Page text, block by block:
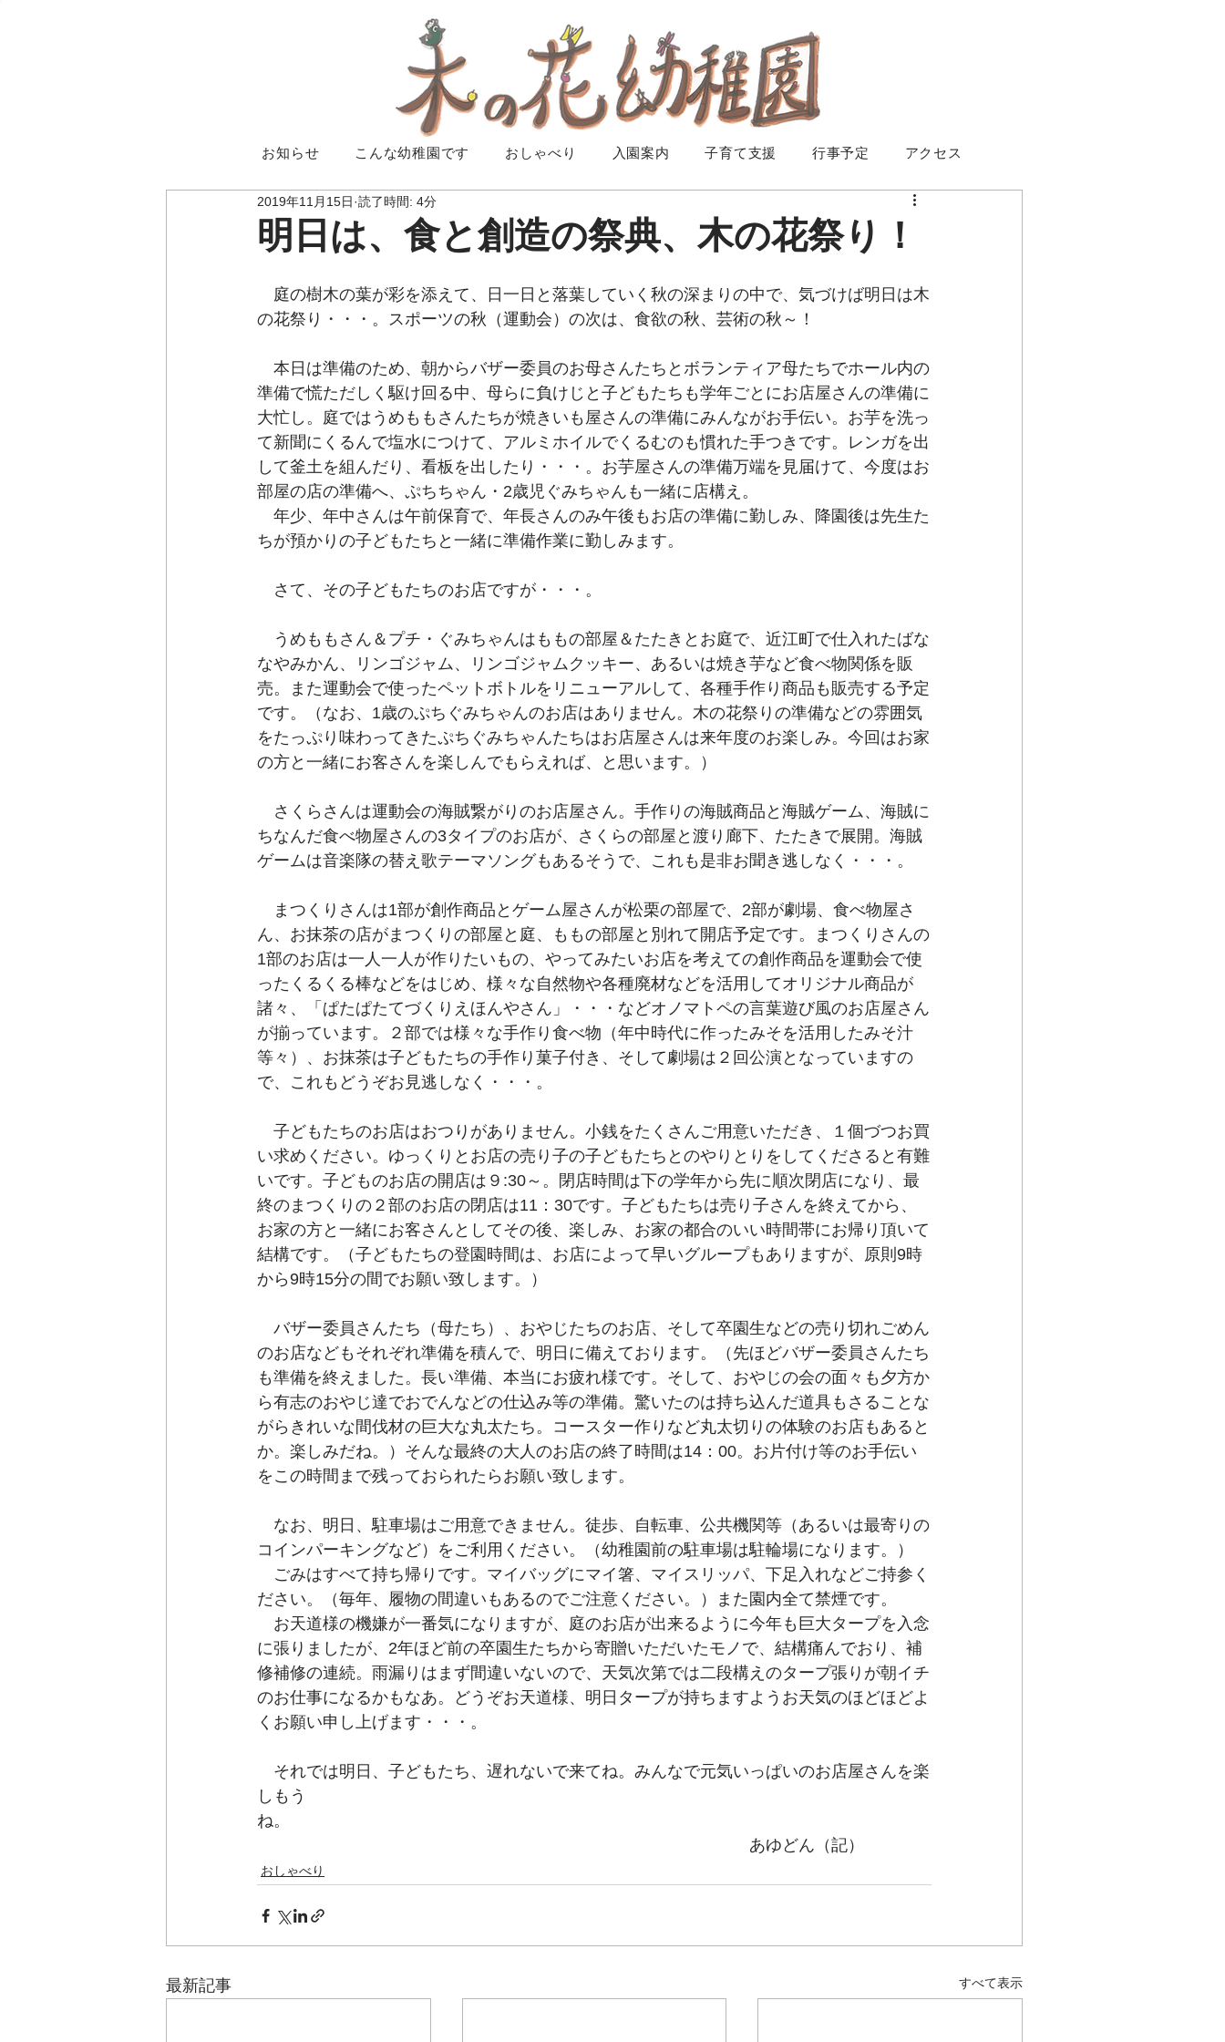
お知らせ こんな幼稚園です おしゃべり 入園案内 子育て支援 行事予定 アクセス
明日は、食と創造の祭典、木の花祭り！
2019年11月15日 読了時間: 4分
庭の樹木の葉が彩を添えて、日一日と落葉していく秋の深まりの中で、気づけば明日は木
の花祭り・・・。スポーツの秋（運動会）の次は、食欲の秋、芸術の秋～！
本日は準備のため、朝からバザー委員のお母さんたちとボランティア母たちでホール内の
準備で慌ただしく駆け回る中、母らに負けじと子どもたちも学年ごとにお店屋さんの準備に
大忙し。庭ではうめももさんたちが焼きいも屋さんの準備にみんながお手伝い。お芋を洗っ
て新聞にくるんで塩水につけて、アルミホイルでくるむのも慣れた手つきです。レンガを出
して釜土を組んだり、看板を出したり・・・。お芋屋さんの準備万端を見届けて、今度はお
部屋の店の準備へ、ぷちちゃん・2歳児ぐみちゃんも一緒に店構え。
年少、年中さんは午前保育で、年長さんのみ午後もお店の準備に勤しみ、降園後は先生た
ちが預かりの子どもたちと一緒に準備作業に勤しみます。
さて、その子どもたちのお店ですが・・・。
うめももさん＆プチ・ぐみちゃんはももの部屋＆たたきとお庭で、近江町で仕入れたばな
なやみかん、リンゴジャム、リンゴジャムクッキー、あるいは焼き芋など食べ物関係を販
売。また運動会で使ったペットボトルをリニューアルして、各種手作り商品も販売する予定
です。（なお、1歳のぷちぐみちゃんのお店はありません。木の花祭りの準備などの雰囲気
をたっぷり味わってきたぷちぐみちゃんたちはお店屋さんは来年度のお楽しみ。今回はお家
の方と一緒にお客さんを楽しんでもらえれば、と思います。）
さくらさんは運動会の海賊繋がりのお店屋さん。手作りの海賊商品と海賊ゲーム、海賊に
ちなんだ食べ物屋さんの3タイプのお店が、さくらの部屋と渡り廊下、たたきで展開。海賊
ゲームは音楽隊の替え歌テーマソングもあるそうで、これも是非お聞き逃しなく・・・。
まつくりさんは1部が創作商品とゲーム屋さんが松栗の部屋で、2部が劇場、食べ物屋さ
ん、お抹茶の店がまつくりの部屋と庭、ももの部屋と別れて開店予定です。まつくりさんの
1部のお店は一人一人が作りたいもの、やってみたいお店を考えての創作商品を運動会で使
ったくるくる棒などをはじめ、様々な自然物や各種廃材などを活用してオリジナル商品が
諸々、「ぱたぱたてづくりえほんやさん」・・・などオノマトペの言葉遊び風のお店屋さん
が揃っています。２部では様々な手作り食べ物（年中時代に作ったみそを活用したみそ汁
等々）、お抹茶は子どもたちの手作り菓子付き、そして劇場は２回公演となっていますの
で、これもどうぞお見逃しなく・・・。
子どもたちのお店はおつりがありません。小銭をたくさんご用意いただき、１個づつお買
い求めください。ゆっくりとお店の売り子の子どもたちとのやりとりをしてくださると有難
いです。子どものお店の開店は９:30～。閉店時間は下の学年から先に順次閉店になり、最
終のまつくりの２部のお店の閉店は11：30です。子どもたちは売り子さんを終えてから、
お家の方と一緒にお客さんとしてその後、楽しみ、お家の都合のいい時間帯にお帰り頂いて
結構です。（子どもたちの登園時間は、お店によって早いグループもありますが、原則9時
から9時15分の間でお願い致します。）
バザー委員さんたち（母たち）、おやじたちのお店、そして卒園生などの売り切れごめん
のお店などもそれぞれ準備を積んで、明日に備えております。（先ほどバザー委員さんたち
も準備を終えました。長い準備、本当にお疲れ様です。そして、おやじの会の面々も夕方か
ら有志のおやじ達でおでんなどの仕込み等の準備。驚いたのは持ち込んだ道具もさることな
がらきれいな間伐材の巨大な丸太たち。コースター作りなど丸太切りの体験のお店もあると
か。楽しみだね。）そんな最終の大人のお店の終了時間は14：00。お片付け等のお手伝い
をこの時間まで残っておられたらお願い致します。
なお、明日、駐車場はご用意できません。徒歩、自転車、公共機関等（あるいは最寄りの
コインパーキングなど）をご利用ください。（幼稚園前の駐車場は駐輪場になります。）
ごみはすべて持ち帰りです。マイバッグにマイ箸、マイスリッパ、下足入れなどご持参く
ださい。（毎年、履物の間違いもあるのでご注意ください。）また園内全て禁煙です。
お天道様の機嫌が一番気になりますが、庭のお店が出来るように今年も巨大タープを入念
に張りましたが、2年ほど前の卒園生たちから寄贈いただいたモノで、結構痛んでおり、補
修補修の連続。雨漏りはまず間違いないので、天気次第では二段構えのタープ張りが朝イチ
のお仕事になるかもなあ。どうぞお天道様、明日タープが持ちますようお天気のほどほどよ
くお願い申し上げます・・・。
それでは明日、子どもたち、遅れないで来てね。みんなで元気いっぱいのお店屋さんを楽
しもう
ね。
あゆどん（記）
おしゃべり
最新記事 すべて表示